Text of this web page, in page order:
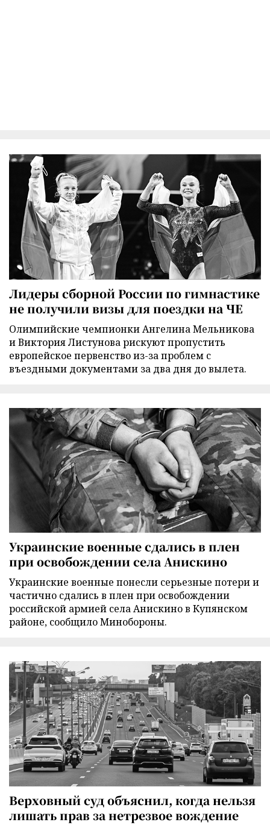
Лидеры сборной России по гимнастике
не получили визы для поездки на ЧЕ
Олимпийские чемпионки Ангелина Мельникова
и Виктория Листунова рискуют пропустить
европейское первенство из-за проблем с
въездными документами за два дня до вылета.
Украинские военные сдались в плен
при освобождении села Анискино
Украинские военные понесли серьезные потери и
частично сдались в плен при освобождении
российской армией села Анискино в Купянском
районе, сообщило Минобороны.
Верховный суд объяснил, когда нельзя
лишать прав за нетрезвое вождение